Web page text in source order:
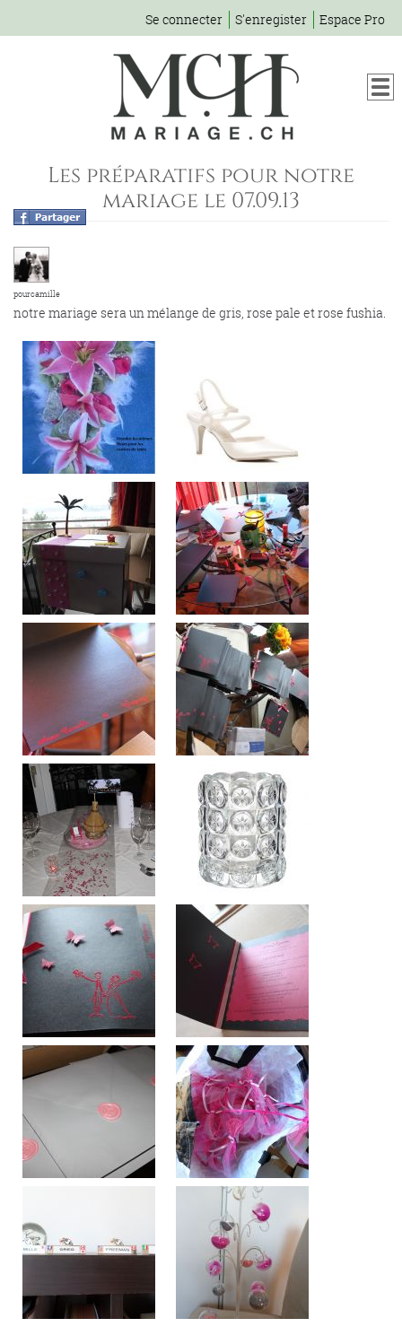
Se connecter S'enregister Espace Pro
Les préparatifs pour notre
mariage le 07.09.13
pourcamille
notre mariage sera un mélange de gris, rose pale et rose fushia.